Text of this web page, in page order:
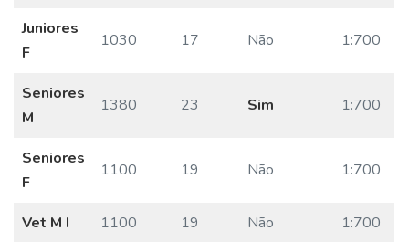
Juniores
F
1030 17 Não 1:700
Seniores
M
1380 23 Sim 1:700
Seniores
F
1100 19 Não 1:700
Vet M I 1100 19 Não
1:700